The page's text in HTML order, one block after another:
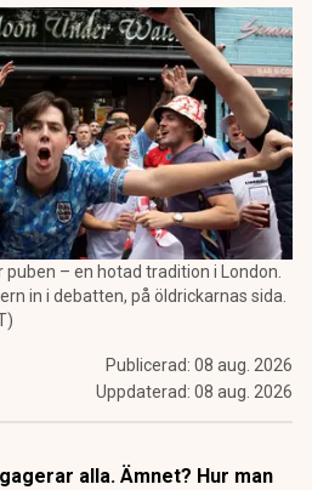
– en hotad tradition i London.
in i debatten, på öldrickarnas sida.
Publicerad: 08 aug. 2026
Uppdaterad: 08 aug. 2026
alla. Ämnet? Hur man